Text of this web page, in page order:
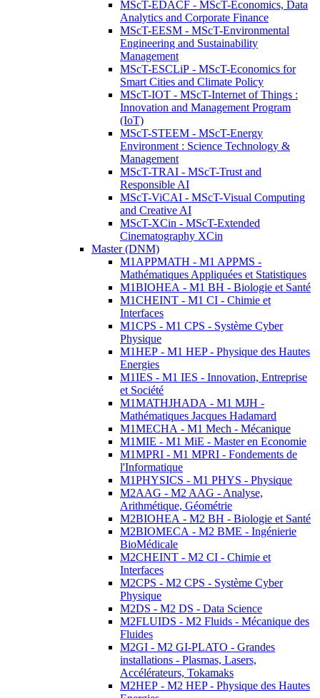
MScT-EDACF - MScT-Economics, Data
Analytics and Corporate Finance
MScT-EESM - MScT-Environmental
Engineering and Sustainability
Management
MScT-ESCLiP - MScT-Economics for
Smart Cities and Climate Policy
MScT-IOT - MScT-Internet of Things :
Innovation and Management Program
(IoT)
MScT-STEEM - MScT-Energy
Environment : Science Technology &
Management
MScT-TRAI - MScT-Trust and
Responsible AI
MScT-ViCAI - MScT-Visual Computing
and Creative AI
MScT-XCin - MScT-Extended
Cinematography XCin
Master (DNM)
M1APPMATH - M1 APPMS -
Mathématiques Appliquées et Statistiques
M1BIOHEA - M1 BH - Biologie et Santé
M1CHEINT - M1 CI - Chimie et
Interfaces
M1CPS - M1 CPS - Système Cyber
Physique
M1HEP - M1 HEP - Physique des Hautes
Energies
M1IES - M1 IES - Innovation, Entreprise
et Société
M1MATHJHADA - M1 MJH -
Mathématiques Jacques Hadamard
M1MECHA - M1 Mech - Mécanique
M1MIE - M1 MiE - Master en Economie
M1MPRI - M1 MPRI - Fondements de
l'Informatique
M1PHYSICS - M1 PHYS - Physique
M2AAG - M2 AAG - Analyse,
Arithmétique, Géométrie
M2BIOHEA - M2 BH - Biologie et Santé
M2BIOMECA - M2 BME - Ingénierie
BioMédicale
M2CHEINT - M2 CI - Chimie et
Interfaces
M2CPS - M2 CPS - Système Cyber
Physique
M2DS - M2 DS - Data Science
M2FLUIDS - M2 Fluids - Mécanique des
Fluides
M2GI - M2 GI-PLATO - Grandes
installations - Plasmas, Lasers,
Accélérateurs, Tokamaks
M2HEP - M2 HEP - Physique des Hautes